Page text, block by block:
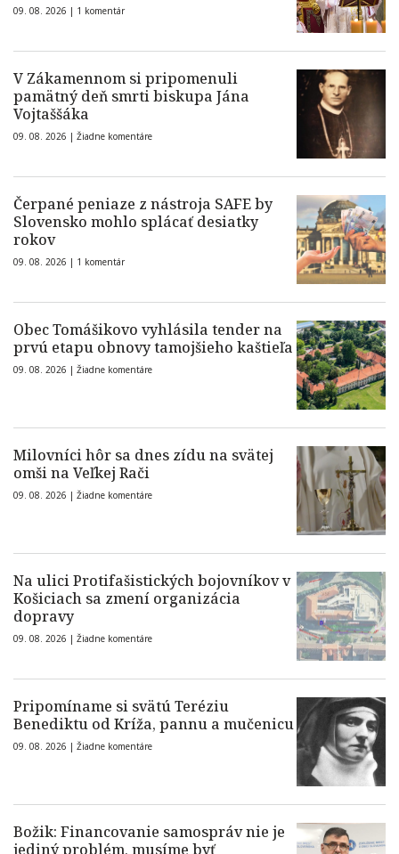
09. 08. 2026 | 1 komentár
V Zákamennom si pripomenuli
pamätný deň smrti biskupa Jána
Vojtaššáka
09. 08. 2026 | Žiadne komentáre
Čerpané peniaze z nástroja SAFE by
Slovensko mohlo splácať desiatky
rokov
09. 08. 2026 | 1 komentár
Obec Tomášikovo vyhlásila tender na
prvú etapu obnovy tamojšieho kaštieľa
09. 08. 2026 | Žiadne komentáre
Milovníci hôr sa dnes zídu na svätej
omši na Veľkej Rači
09. 08. 2026 | Žiadne komentáre
Na ulici Protifašistických bojovníkov v
Košiciach sa zmení organizácia
dopravy
09. 08. 2026 | Žiadne komentáre
Pripomíname si svätú Teréziu
Benediktu od Kríža, pannu a mučenicu
09. 08. 2026 | Žiadne komentáre
Božik: Financovanie samospráv nie je
jediný problém, musíme byť